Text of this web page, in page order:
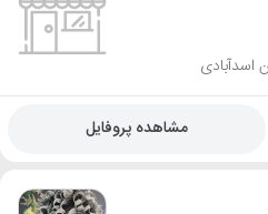
اسدآبادی
مشاهده پروفایل